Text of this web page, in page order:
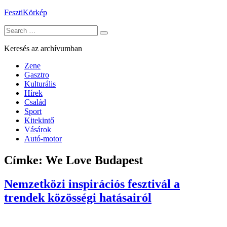
Skip
content
FesztiKörkép
Search
for:
Keresés az archívumban
Zene
Gasztro
Kulturális
Hírek
Család
Sport
Kitekintő
Vásárok
Autó-motor
Címke: We Love Budapest
Nemzetközi inspirációs fesztivál a
trendek közösségi hatásairól